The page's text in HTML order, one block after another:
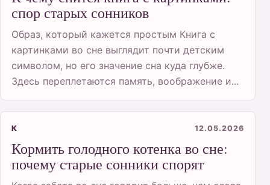
спор старых сонников
Образ, который кажется простым Книга с
картинками во сне выглядит почти детским
символом, но его значение сна куда глубже.
Здесь переплетаются память, воображение и...
К 12.05.2026
Кормить голодного котенка во сне:
почему старые сонники спорят